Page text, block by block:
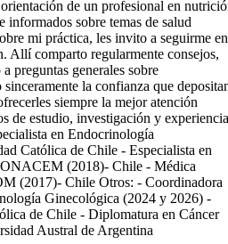
de un profesional en
informados sobre temas de salud
mi práctica, les invito a seguirme en
Allí comparto regularmente consejos,
preguntas generales sobre
la confianza que
siempre la mejor atención
de estudio, investigación y experiencia
en Endocrinología
Católica de Chile - Especialista en
(2018)- Chile - Médica
(2017)- Chile Otros: - Coordinadora
Ginecológica (2024 y 2026) -
de Chile - Diplomatura en Cáncer
Austral de Argentina